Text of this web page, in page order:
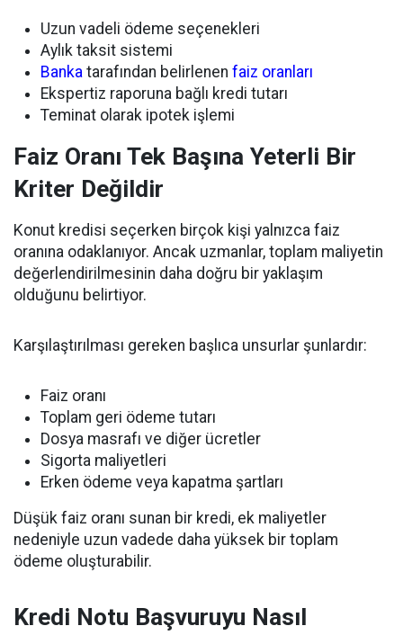
Uzun vadeli ödeme seçenekleri
Aylık taksit sistemi
Banka tarafından belirlenen faiz oranları
Ekspertiz raporuna bağlı kredi tutarı
Teminat olarak ipotek işlemi
Faiz Oranı Tek Başına Yeterli Bir
Kriter Değildir
Konut kredisi seçerken birçok kişi yalnızca faiz
oranına odaklanıyor. Ancak uzmanlar, toplam maliyetin
değerlendirilmesinin daha doğru bir yaklaşım
olduğunu belirtiyor.
Karşılaştırılması gereken başlıca unsurlar şunlardır:
Faiz oranı
Toplam geri ödeme tutarı
Dosya masrafı ve diğer ücretler
Sigorta maliyetleri
Erken ödeme veya kapatma şartları
Düşük faiz oranı sunan bir kredi, ek maliyetler
nedeniyle uzun vadede daha yüksek bir toplam
ödeme oluşturabilir.
Kredi Notu Başvuruyu Nasıl